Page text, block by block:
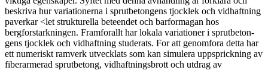
beskriva hur variationerna i sprut­betongens tjocklek och vidhaftning
paverkar <let strukturella beteendet och bar­formagan hos
bergforstarkningen. Framforallt har lokala variationer i sprutbeton­
gens tjocklek och vidhaftning studerats. For att genomfora detta har
ett numeriskt ramverk utvecklats som kan simulera uppsprickning av
fiberarmerad sprutbetong, vidhaftningsbrott och utdrag av